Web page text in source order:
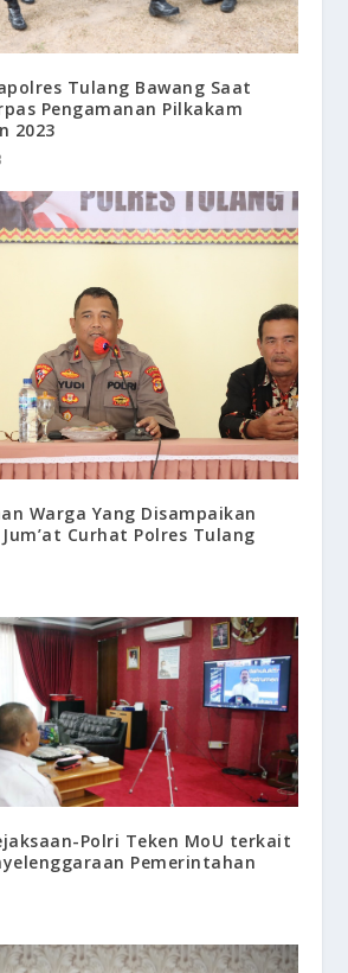
Tulang Bawang Saat
Pengamanan Pilkakam
2023
Warga Yang Disampaikan
Curhat Polres Tulang
Polri Teken MoU terkait
Pemerintahan